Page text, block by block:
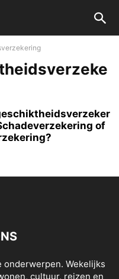
of
Wekelijks
cultuur, reizen en